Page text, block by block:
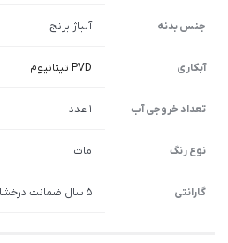
جنس بدنه آلیاژ برنج
آبکاری PVD تیتانیوم
تعداد خروجی آب 1 عدد
نوع رنگ مات
گارانتی 5 سال ضمانت درخشان سرویس